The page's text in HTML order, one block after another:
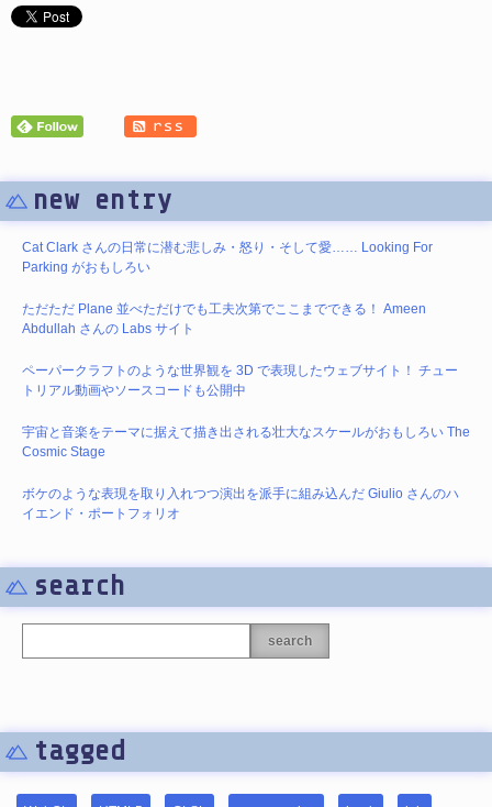
new entry
Cat Clark さんの日常に潜む悲しみ・怒り・そして愛…… Looking For
Parking がおもしろい
ただただ Plane 並べただけでも工夫次第でここまでできる！ Ameen
Abdullah さんの Labs サイト
ペーパークラフトのような世界観を 3D で表現したウェブサイト！ チュー
トリアル動画やソースコードも公開中
宇宙と音楽をテーマに据えて描き出される壮大なスケールがおもしろい The
Cosmic Stage
ボケのような表現を取り入れつつ演出を派手に組み込んだ Giulio さんのハ
イエンド・ポートフォリオ
search
search
tagged